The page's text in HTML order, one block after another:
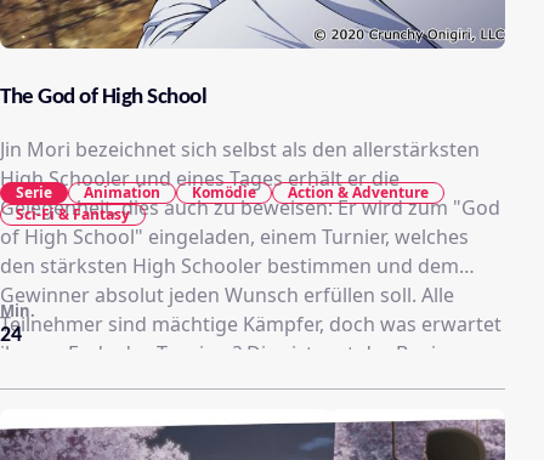
The God of High School
Jin Mori bezeichnet sich selbst als den allerstärksten
High Schooler und eines Tages erhält er die
Gelegenheit, dies auch zu beweisen: Er wird zum "God
of High School" eingeladen, einem Turnier, welches
den stärksten High Schooler bestimmen und dem
Gewinner absolut jeden Wunsch erfüllen soll. Alle
Teilnehmer sind mächtige Kämpfer, doch was erwartet
ihn am Ende des Turniers? Dies ist erst der Beginn
einer atemberaubenden Reihe eindrucksvoller
24
Min.
Serie Animation Komödie
Action & Adventure
Sci-Fi & Fantasy